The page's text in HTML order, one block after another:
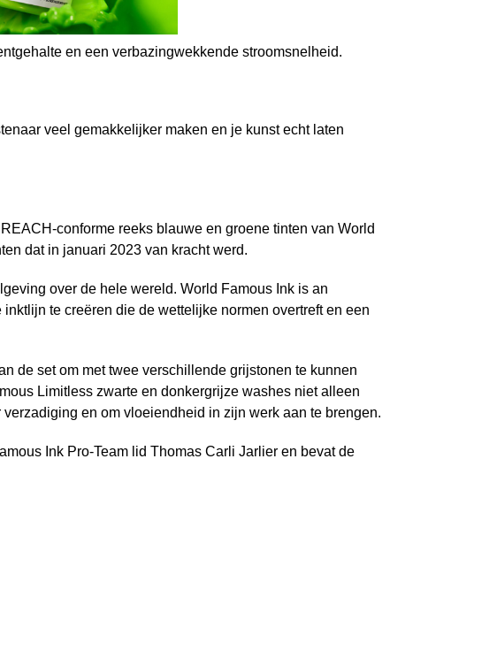
en een verbazingwekkende stroomsnelheid.
veel gemakkelijker maken en je kunst echt laten
conforme reeks blauwe en groene tinten van World
dat in januari 2023 van kracht werd.
over de hele wereld. World Famous Ink is an
te creëren die de wettelijke normen overtreft en een
de set om met twee verschillende grijstonen te kunnen
Limitless zwarte en donkergrijze washes niet alleen
en om vloeiendheid in zijn werk aan te brengen.
Ink Pro-Team lid Thomas Carli Jarlier en bevat de